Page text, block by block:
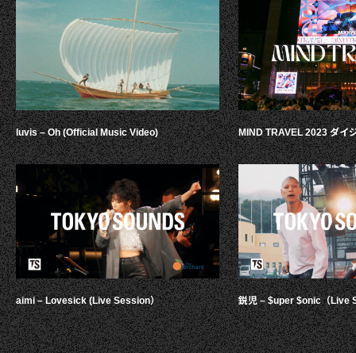
luvis – Oh (Official Music Video)
aimi – Lovesick (Live Session）
MIND TRAVEL 2023 ダイ
鋭児 – $uper $onic（Live